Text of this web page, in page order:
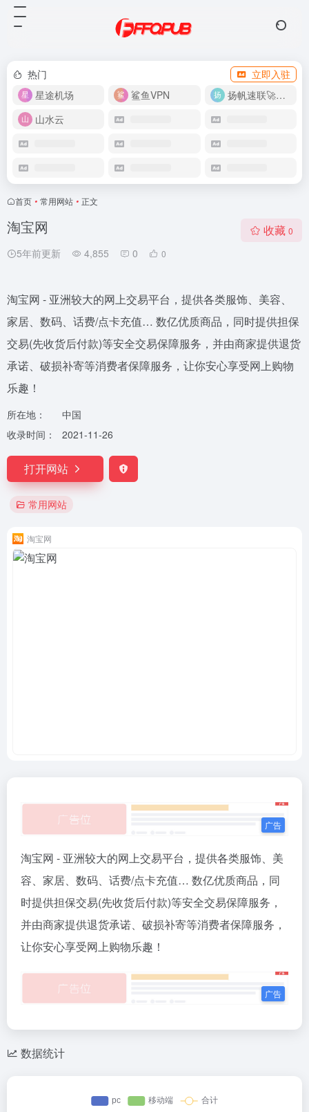
热门
立即入驻
星途机场
鲨鱼VPN
扬帆速联🚀很快
山水云
首页 • 常用网站 • 正文
淘宝网
5年前更新 4,855 0 0
收藏 0
淘宝网 - 亚洲较大的网上交易平台，提供各类服饰、美容、
家居、数码、话费/点卡充值… 数亿优质商品，同时提供担保
交易(先收货后付款)等安全交易保障服务，并由商家提供退货
承诺、破损补寄等消费者保障服务，让你安心享受网上购物
乐趣！
所在地：
中国
收录时间：
2021-11-26
打开网站
常用网站
淘宝网
淘宝网 - 亚洲较大的网上交易平台，提供各类服饰、美
容、家居、数码、话费/点卡充值… 数亿优质商品，同
时提供担保交易(先收货后付款)等安全交易保障服务，
并由商家提供退货承诺、破损补寄等消费者保障服务，
让你安心享受网上购物乐趣！
数据统计